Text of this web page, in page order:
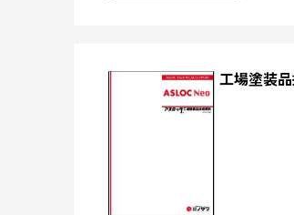
工場塗装